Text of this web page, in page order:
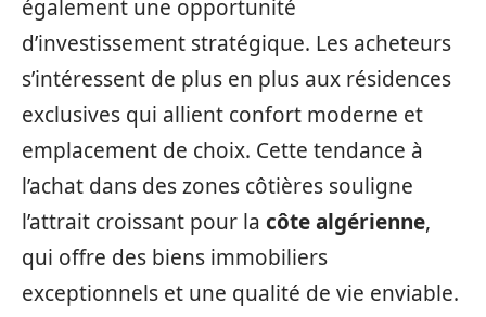
également une opportunité
d’investissement stratégique. Les acheteurs
s’intéressent de plus en plus aux résidences
exclusives qui allient confort moderne et
emplacement de choix. Cette tendance à
l’achat dans des zones côtières souligne
l’attrait croissant pour la côte algérienne,
qui offre des biens immobiliers
exceptionnels et une qualité de vie enviable.